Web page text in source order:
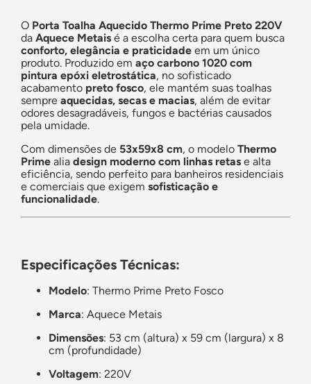
O Porta Toalha Aquecido Thermo Prime Preto 220V
da Aquece Metais é a escolha certa para quem busca
conforto, elegância e praticidade em um único
produto. Produzido em aço carbono 1020 com
pintura epóxi eletrostática, no sofisticado
acabamento preto fosco, ele mantém suas toalhas
sempre aquecidas, secas e macias, além de evitar
odores desagradáveis, fungos e bactérias causados
pela umidade.
Com dimensões de 53x59x8 cm, o modelo Thermo
Prime alia design moderno com linhas retas e alta
eficiência, sendo perfeito para banheiros residenciais
e comerciais que exigem sofisticação e
funcionalidade.
Especificações Técnicas:
Modelo: Thermo Prime Preto Fosco
Marca: Aquece Metais
Dimensões: 53 cm (altura) x 59 cm (largura) x 8
cm (profundidade)
Voltagem: 220V